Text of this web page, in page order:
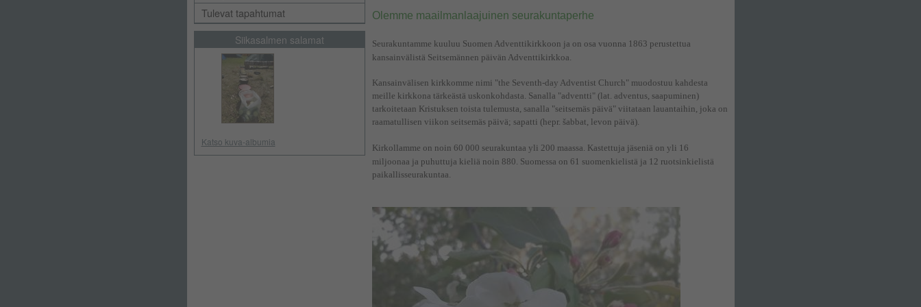
Tulevat tapahtumat
Siikasalmen salamat
Katso kuva-albumia
Olemme maailmanlaajuinen seurakuntaperhe
Seurakuntamme kuuluu Suomen Adventtikirkkoon ja on osa vuonna 1863 perustettua
kansainvälistä Seitsemännen päivän Adventtikirkkoa.
Kansainvälisen kirkkomme nimi "the Seventh-day Adventist Church" muodostuu kahdesta
meille kirkkona tärkeästä uskonkohdasta. Sanalla "adventti" (lat. adventus, saapuminen)
tarkoitetaan Kristuksen toista tulemusta, sanalla "seitsemäs päivä" viitataan lauantaihin, joka on
raamatullisen viikon seitsemäs päivä; sapatti (hepr. šabbat, levon päivä).
Kirkollamme on noin 60 000 seurakuntaa yli 200 maassa. Kastettuja jäseniä on yli 16
miljoonaa ja puhuttuja kieliä noin 880. Suomessa on 61 suomenkielistä ja 12 ruotsinkielistä
paikallisseurakuntaa.